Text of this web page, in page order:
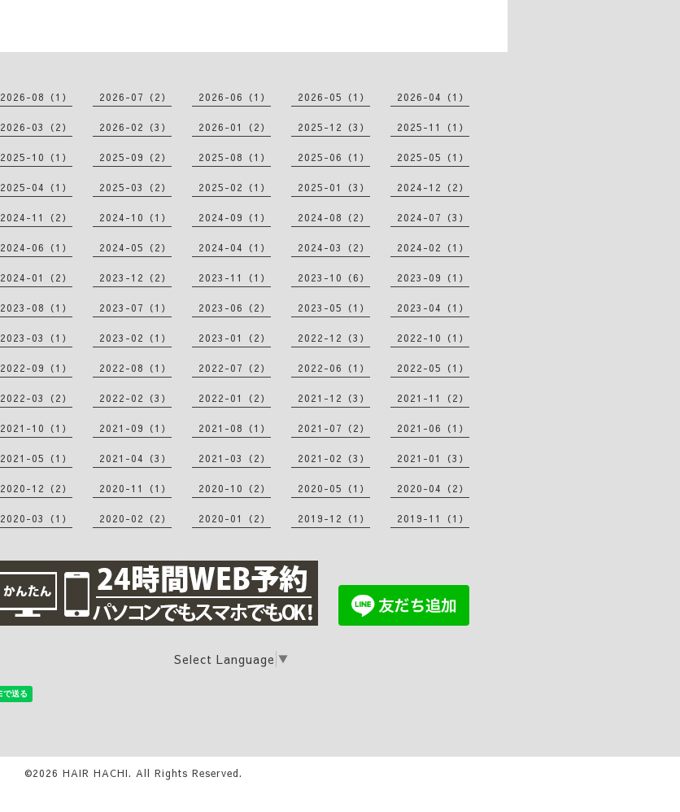
2026-08（1） 2026-07（2） 2026-06（1） 2026-05（1） 2026-04（1）
2026-03（2） 2026-02（3） 2026-01（2） 2025-12（3） 2025-11（1）
2025-10（1） 2025-09（2） 2025-08（1） 2025-06（1） 2025-05（1）
2025-04（1） 2025-03（2） 2025-02（1） 2025-01（3） 2024-12（2）
2024-11（2） 2024-10（1） 2024-09（1） 2024-08（2） 2024-07（3）
2024-06（1） 2024-05（2） 2024-04（1） 2024-03（2） 2024-02（1）
2024-01（2） 2023-12（2） 2023-11（1） 2023-10（6） 2023-09（1）
2023-08（1） 2023-07（1） 2023-06（2） 2023-05（1） 2023-04（1）
2023-03（1） 2023-02（1） 2023-01（2） 2022-12（3） 2022-10（1）
2022-09（1） 2022-08（1） 2022-07（2） 2022-06（1） 2022-05（1）
2022-03（2） 2022-02（3） 2022-01（2） 2021-12（3） 2021-11（2）
2021-10（1） 2021-09（1） 2021-08（1） 2021-07（2） 2021-06（1）
2021-05（1） 2021-04（3） 2021-03（2） 2021-02（3） 2021-01（3）
2020-12（2） 2020-11（1） 2020-10（2） 2020-05（1） 2020-04（2）
2020-03（1） 2020-02（2） 2020-01（2） 2019-12（1） 2019-11（1）
Select Language ▼
©2026 HAIR HACHI. All Rights Reserved.